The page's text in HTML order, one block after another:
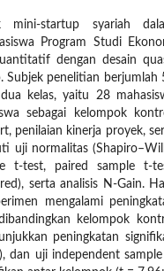
mini-startup syariah
Program Studi
dengan desain
penelitian berjumlah
kelas, yaitu 28
sebagai kelompok
penilaian kinerja proyek,
uji normalitas
t-test, paired sample t-
serta analisis N-Gain.
mengalami
kelompok
peningkatan
dan uji independent